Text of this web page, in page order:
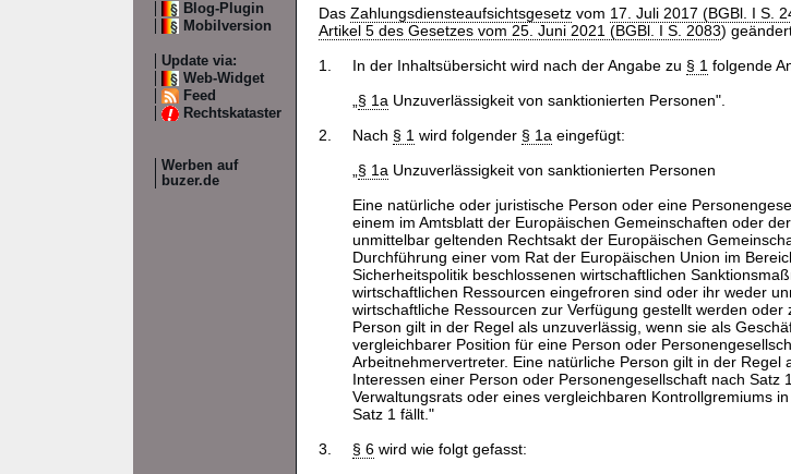
Blog-Plugin
Mobilversion
Update via:
Web-Widget
Feed
Rechtskataster
Werben auf
buzer.de
Das Zahlungsdiensteaufsichtsgesetz vom 17. Juli 2017 (BGBl. I S.
Artikel 5 des Gesetzes vom 25. Juni 2021 (BGBl. I S. 2083)
1.
In der Inhaltsübersicht wird nach der Angabe zu § 1 folgende
§ 1a Unzuverlässigkeit von sanktionierten Personen".
2.
Nach § 1 wird folgender § 1a eingefügt:
§ 1a Unzuverlässigkeit von sanktionierten Personen
Eine natürliche oder juristische Person oder eine
einem im Amtsblatt der Europäischen Gemeinschaften oder
unmittelbar geltenden Rechtsakt der Europäischen
Durchführung einer vom Rat der Europäischen Union im
Sicherheitspolitik beschlossenen wirtschaftlichen
wirtschaftlichen Ressourcen eingefroren sind oder ihr weder
wirtschaftliche Ressourcen zur Verfügung gestellt werden
Person gilt in der Regel als unzuverlässig, wenn sie als
vergleichbarer Position für eine Person oder
Arbeitnehmervertreter. Eine natürliche Person gilt in der Regel
Interessen einer Person oder Personengesellschaft nach Satz
Verwaltungsrats oder eines vergleichbaren Kontrollgremiums
Satz 1 fällt."
3.
§ 6wird wie folgt gefasst: